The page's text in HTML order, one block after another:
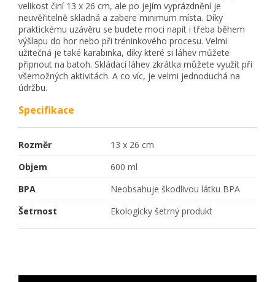
velikost činí 13 x 26 cm, ale po jejím vyprázdnění je
neuvěřitelně skladná a zabere minimum místa. Díky
praktickému uzávěru se budete moci napít i třeba během
výšlapu do hor nebo při tréninkového procesu. Velmi
užitečná je také karabinka, díky které si láhev můžete
připnout na batoh. Skládací láhev zkrátka můžete využít při
všemožných aktivitách. A co víc, je velmi jednoduchá na
údržbu.
Specifikace
Rozměr
13 x 26 cm
Objem
600 ml
BPA
Neobsahuje škodlivou látku BPA
Šetrnost
Ekologicky šetrný produkt